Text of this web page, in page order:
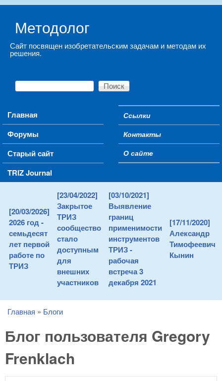
Методолог
Сайт посвящен изобретательским задачам и методам их
решения.
Форма поиска
Поиск
Main menu
Главная
Форумы
Старый сайт
TRIZ Journal
Secondary menu
Ссылки
Контакты
О сайте
[20/03/2026]
2026 год -
семьдесят
лет первой
работе по
ТРИЗ
[23/04/2022]
Закрытое
ТРИЗ
сообщество
стало
доступным
для
внешних
участников
[03/10/2021]
Выявление
границ
применимости
инструментов
ТРИЗ -
рабочая
встреча 3
декабря 2021
[17/11/2020]
Александр
Тимофеевич
Кынин
You are here
Главная » Блоги
Блог пользователя Gregory
Frenklach